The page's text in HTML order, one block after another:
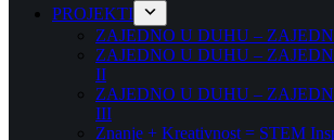
PROJEKTI
ZAJEDNO U DUHU –
ZAJEDNO U DUHU –
II
ZAJEDNO U DUHU –
III
Znanje + Kreativnost = STEM